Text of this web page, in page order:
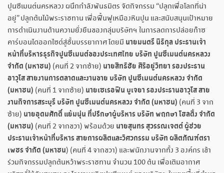
ปูนซีเมนต์นครหลวง ผนึกกำลังพันธมิตร จัดกิจกรรม “ปลูกเพื่อโลกที่น่า
อยู่” ปลูกต้นไม้พระราชทาน เพื่อฟื้นฟูเหมืองหินปูน และสนับสนุนเป้าหมาย
การดำเนินงานด้านความยั่งยืนของกลุ่มบริษัทฯ ในการลดการปล่อยก๊าซ
คาร์บอนไดออกไซด์สู่ชั้นบรรยากาศ โดยมี นายมนตรี นิธิกุล ประธานเจ้า
หน้าที่บริหารธุรกิจปูนซีเมนต์ของประเทศไทย บริษัท ปูนซีเมนต์นครหลวง
จำกัด (มหาชน) (คนที่ 2 จากซ้าย) นายสิทธิชัย ศิริอยู่วิทยา รองประธาน
อาวุโส สายงานการตลาดและงานขาย บริษัท ปูนซีเมนต์นครหลวง จำกัด
(มหาชน) (คนที่ 1 จากซ้าย) นายเซเรอฟิน บูเจยา รองประธานอาวุโส สาย
งานกิจการสระบุรีบริษัท ปูนซีเมนต์นครหลวง จำกัด (มหาชน) (คนที่ 3 จาก
ซ้าย) นายอุดมศักดิ์ แย้มนุ่น ที่ปรึกษาผู้บริหาร บริษัท พฤกษา โฮลดิ้ง จำกัด
(มหาชน) (คนที่ 2 จากขวา) พร้อมด้วย นายสุนทร สุวรรณเจตต์ ผู้ช่วย
ประธานเจ้าหน้าที่บริหารสายการผลิตและวิศวกรรม บริษัท ผลิตภัณฑ์ตรา
เพชร จำกัด (มหาชน) (คนที่ 4 จากขวา) และพนักงานจากทั้ง 3 องค์กร เข้า
ร่วมกิจกรรมปลูกต้นหว้าพระราชทาน จำนวน 100 ต้น เพื่อเติมอากาศ